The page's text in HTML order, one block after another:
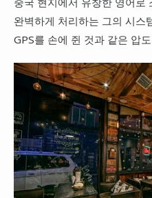
완벽하게 처리하는 그의 시스
GPS를 손에 쥔 것과 같은 압